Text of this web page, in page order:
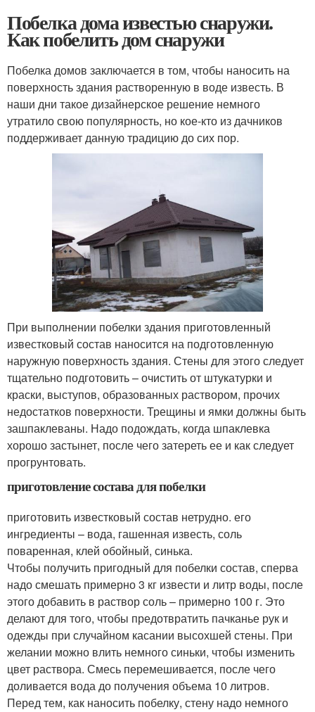
Побелка дома известью снаружи.
Как побелить дом снаружи
Побелка домов заключается в том, чтобы наносить на
поверхность здания растворенную в воде известь. В
наши дни такое дизайнерское решение немного
утратило свою популярность, но кое-кто из дачников
поддерживает данную традицию до сих пор.
При выполнении побелки здания приготовленный
известковый состав наносится на подготовленную
наружную поверхность здания. Стены для этого следует
тщательно подготовить – очистить от штукатурки и
краски, выступов, образованных раствором, прочих
недостатков поверхности. Трещины и ямки должны быть
зашпаклеваны. Надо подождать, когда шпаклевка
хорошо застынет, после чего затереть ее и как следует
прогрунтовать.
приготовление состава для побелки
приготовить известковый состав нетрудно. его
ингредиенты – вода, гашенная известь, соль
поваренная, клей обойный, синька.
Чтобы получить пригодный для побелки состав, сперва
надо смешать примерно 3 кг извести и литр воды, после
этого добавить в раствор соль – примерно 100 г. Это
делают для того, чтобы предотвратить пачканье рук и
одежды при случайном касании высохшей стены. При
желании можно влить немного синьки, чтобы изменить
цвет раствора. Смесь перемешивается, после чего
доливается вода до получения объема 10 литров.
Перед тем, как наносить побелку, стену надо немного